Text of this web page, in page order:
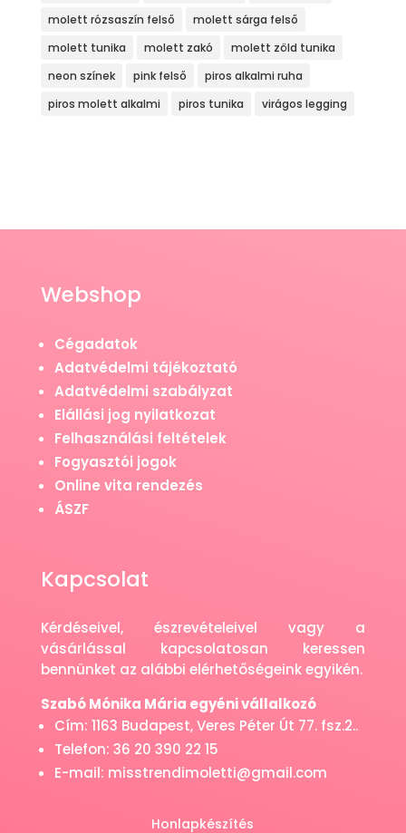
molett rózsaszín felső
molett sárga felső
molett tunika
molett zakó
molett zöld tunika
neon színek
pink felső
piros alkalmi ruha
piros molett alkalmi
piros tunika virágos legging
Webshop
Cégadatok
Adatvédelmi tájékoztató
Adatvédelmi szabályzat
Elállási jog nyilatkozat
Felhasználási feltételek
Fogyasztói jogok
Online vita rendezés
ÁSZF
Kapcsolat
Kérdéseivel, észrevételeivel vagy a
vásárlással kapcsolatosan keressen
bennünket az alábbi elérhetőségeink egyikén.
Szabó Mónika Mária egyéni vállalkozó
Cím: 1163 Budapest, Veres Péter Út 77. fsz.2..
Telefon: 36 20 390 22 15
E-mail: misstrendimoletti@gmail.com
Honlapkészítés